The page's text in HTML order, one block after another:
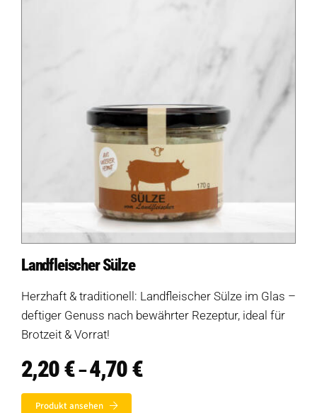
Landfleischer Sülze
Herzhaft & traditionell: Landfleischer Sülze im Glas –
deftiger Genuss nach bewährter Rezeptur, ideal für
Brotzeit & Vorrat!
2,20€ –4,70€Preisspanne:
2,20 €
Produkt ansehen